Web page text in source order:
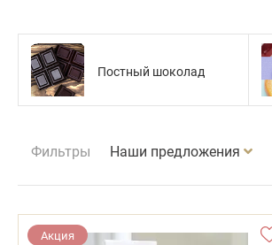
Постный шоколад
Фильтры Наши предложения
Акция